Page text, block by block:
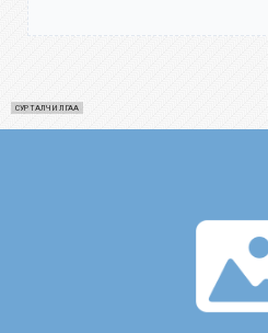
СУРТАЛЧИЛГАА